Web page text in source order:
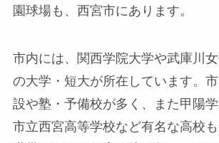
園球場も、西宮市にあります。
市内には、関西学院大学や武庫川
の大学・短大が所在しています。
設や塾・予備校が多く、また甲陽
市立西宮高等学校など有名な高校も